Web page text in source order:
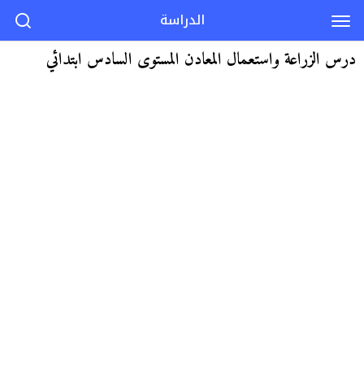
درس الزراعة واستعمال المعادن المستوى السادس ابتدائي
الدراسة